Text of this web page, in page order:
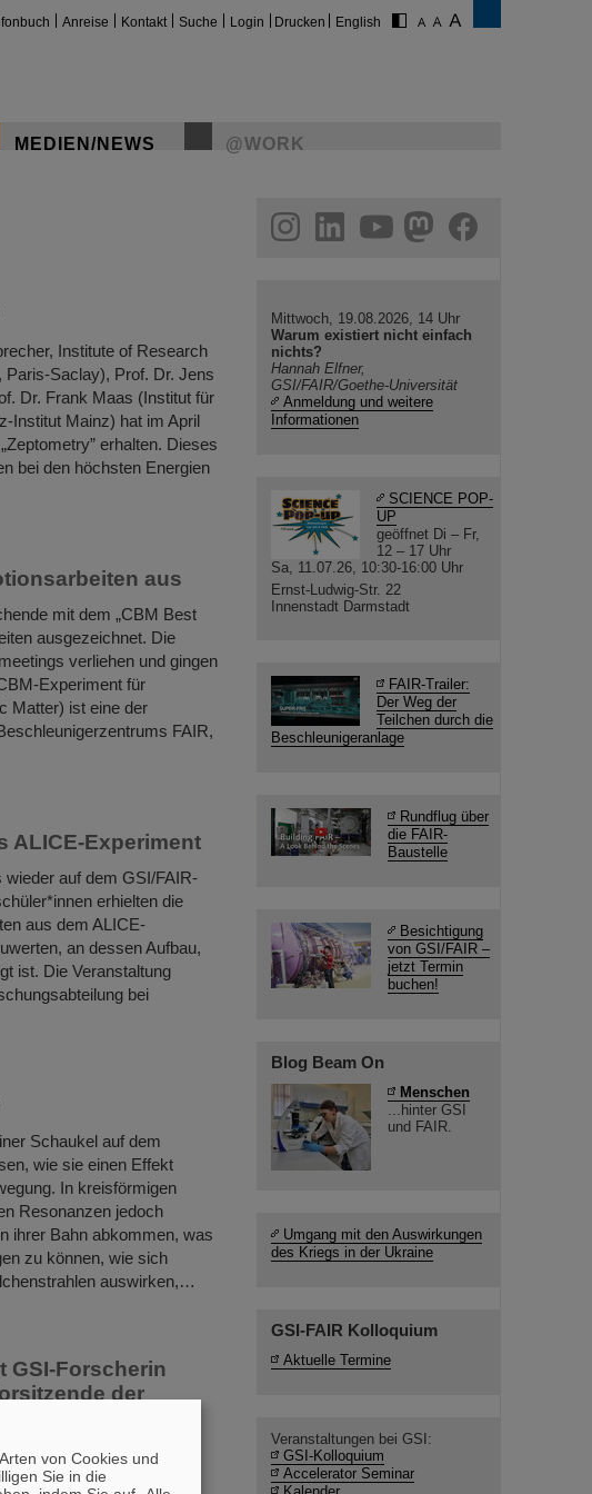
Anreise Kontakt Suche Login Drucken English
MEDIEN/NEWS @WORK
Institute of Research
Paris-Saclay), Prof. Dr. Jens
Dr. Frank Maas (Institut für
Institut Mainz) hat im April
erhalten. Dieses
bei den höchsten Energien
aus
mit dem „CBM Best
ausgezeichnet. Die
verliehen und gingen
Experiment für
Matter) ist eine der
FAIR,
ALICE-Experiment
auf dem GSI/FAIR-
erhielten die
aus dem ALICE-
an dessen Aufbau,
ist. Die Veranstaltung
bei
Schaukel auf dem
wie sie einen Effekt
In kreisförmigen
Resonanzen jedoch
ihrer Bahn abkommen, was
zu können, wie sich
auswirken,…
GSI-Forscherin
der
für
Beschleunigerzentrum
helmholtz.social
facebook
Mittwoch, 19.08.2026, 14 Uhr
Warum existiert nicht einfach
nichts?
Hannah Elfner,
GSI/FAIR/Goethe-Universität
Anmeldung und weitere
Informationen
SCIENCE POP-
UP
geöffnet Di – Fr,
12 – 17 Uhr
Sa, 11.07.26, 10:30-16:00 Uhr
Ernst-Ludwig-Str. 22
Innenstadt Darmstadt
FAIR-Trailer:
Der Weg der
Teilchen durch die
Beschleunigeranlage
Rundflug über
die FAIR-
Baustelle
Besichtigung
von GSI/FAIR –
jetzt Termin
buchen!
Blog Beam On
Menschen
...hinter GSI
und FAIR.
Umgang mit den Auswirkungen
des Kriegs in der Ukraine
GSI-FAIR Kolloquium
Aktuelle Termine
Veranstaltungen bei GSI:
GSI-Kolloquium
Accelerator Seminar
von Cookies und
Sie in die